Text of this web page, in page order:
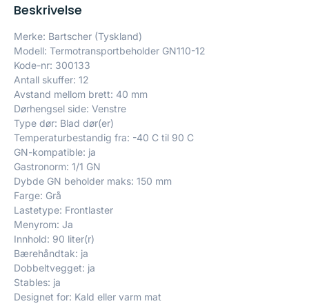
Beskrivelse
Merke: Bartscher (Tyskland)
Modell: Termotransportbeholder GN110-12
Kode-nr: 300133
Antall skuffer: 12
Avstand mellom brett: 40 mm
Dørhengsel side: Venstre
Type dør: Blad dør(er)
Temperaturbestandig fra: -40 C til 90 C
GN-kompatible: ja
Gastronorm: 1/1 GN
Dybde GN beholder maks: 150 mm
Farge: Grå
Lastetype: Frontlaster
Menyrom: Ja
Innhold: 90 liter(r)
Bærehåndtak: ja
Dobbeltvegget: ja
Stables: ja
Designet for: Kald eller varm mat